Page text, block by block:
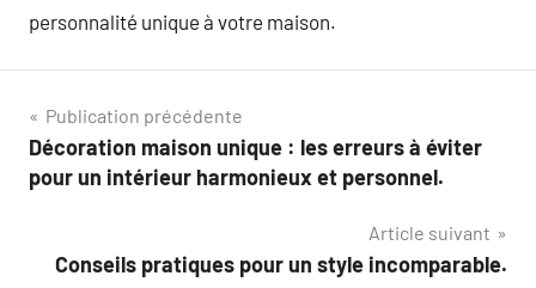
personnalité unique à votre maison.
Navigation
de
Publication précédente
Décoration maison unique : les erreurs à éviter
pour un intérieur harmonieux et personnel.
Article suivant
Conseils pratiques pour un style incomparable.